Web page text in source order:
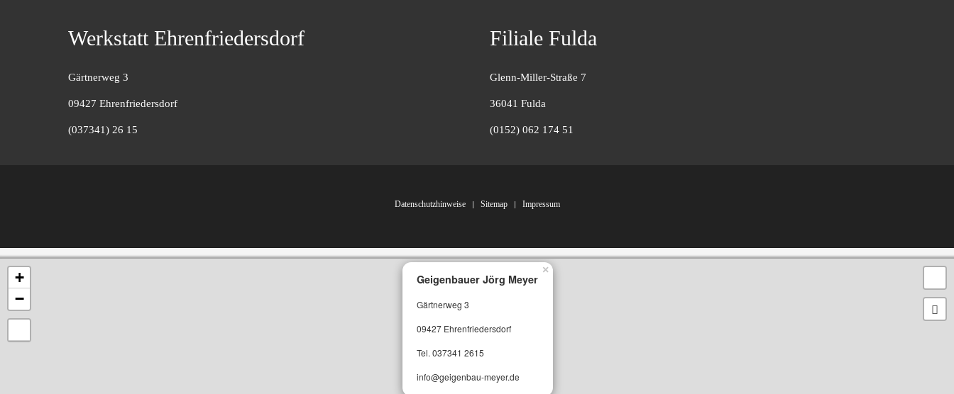
Werkstatt Ehrenfriedersdorf
Gärtnerweg 3
09427 Ehrenfriedersdorf
(037341) 26 15
Filiale Fulda
Glenn-Miller-Straße 7
36041 Fulda
(0152) 062 174 51
Datenschutzhinweise Sitemap Impressum
Geigenbauer Jörg Meyer
Gärtnerweg 3
09427 Ehrenfriedersdorf
Tel. 037341 2615
info@geigenbau-meyer.de
×
+
−